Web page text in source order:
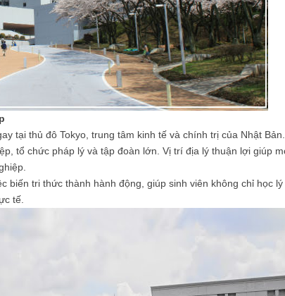
tại thủ đô Tokyo, trung tâm kinh tế và chính trị của Nhật Bản.
tổ chức pháp lý và tập đoàn lớn. Vị trí địa lý thuận lợi giúp
biến tri thức thành hành động, giúp sinh viên không chỉ học lý
tế.